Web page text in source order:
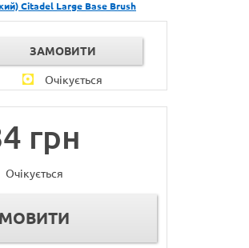
Citadel Large Base Brush
Очікується
грн
Очікується